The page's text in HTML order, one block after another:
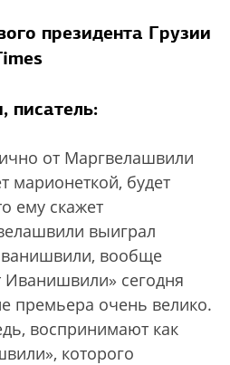
президента Грузии
писатель:
от Маргвелашвили
марионеткой, будет
ему скажет
выиграл
вообще
Иванишвили» сегодня
премьера очень велико.
воспринимают как
которого